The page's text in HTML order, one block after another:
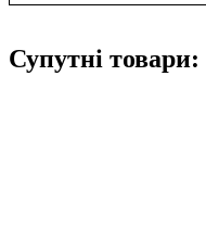
Супутні товари: